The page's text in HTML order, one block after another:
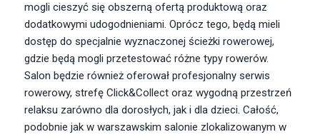
mogli cieszyć się obszerną ofertą produktową oraz
dodatkowymi udogodnieniami. Oprócz tego, będą mieli
dostęp do specjalnie wyznaczonej ścieżki rowerowej,
gdzie będą mogli przetestować różne typy rowerów.
Salon będzie również oferował profesjonalny serwis
rowerowy, strefę Click&Collect oraz wygodną przestrzeń
relaksu zarówno dla dorosłych, jak i dla dzieci. Całość,
podobnie jak w warszawskim salonie zlokalizowanym w